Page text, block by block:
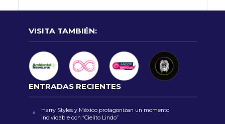
VISITA TAMBIÉN:
ENTRADAS RECIENTES
Harry Styles y México protagonizan un momento
inolvidable con “Cielito Lindo”